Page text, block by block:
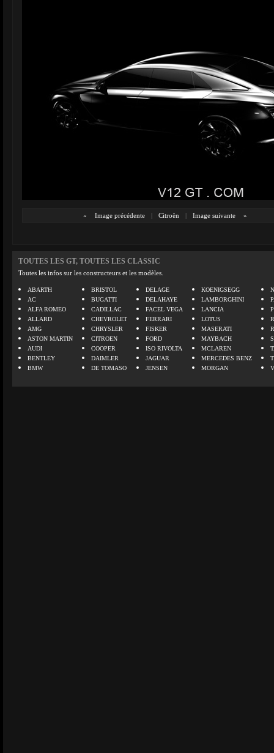
« Image précédente | Citroën | Image suivante »
TOUTES LES GT, TOUTES LES CLASSIC
Toutes les infos sur les constructeurs et les modèles.
ABARTH
AC
ALFA ROMEO
ALLARD
AMG
ASTON MARTIN
AUDI
BENTLEY
BMW
BRISTOL
BUGATTI
CADILLAC
CHEVROLET
CHRYSLER
CITROEN
COOPER
DAIMLER
DE TOMASO
DELAGE
DELAHAYE
FACEL VEGA
FERRARI
FISKER
FORD
ISO RIVOLTA
JAGUAR
JENSEN
KOENIGSEGG
LAMBORGHINI
LANCIA
LOTUS
MASERATI
MAYBACH
MCLAREN
MERCEDES BENZ
MORGAN